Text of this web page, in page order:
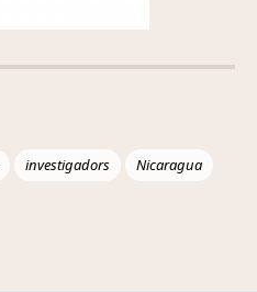
investigadors Nicaragua